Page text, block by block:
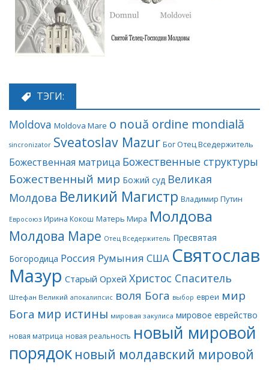
ТЭГИ:
Moldova Moldova Mare o nouă ordine mondială
sincronizator Sveatoslav Mazur Бог Отец Вседержитель
Божественная матрица Божественные структуры
Божественный мир Божий суд Великая
Молдова Великий Магистр Владимир Путин
Евросоюз Ирина Кокош Матерь Мира Молдова
Молдова Маре Отец Вседержитель Пресвятая
Богородица Россия Румыния США Святослав
Мазур Старый Орхей Христос Спаситель
Штефан Великий апокалипсис воля Бога выбор евреи мир
Бога мир истины мировая закулиса мировое еврейство
новая матрица новая реальность новый мировой
порядок новый молдавский мировой